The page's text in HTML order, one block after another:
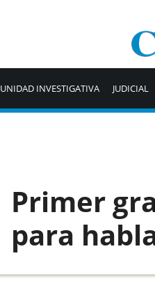
UNIDAD INVESTIGATIVA JUDICIAL
Primer
para